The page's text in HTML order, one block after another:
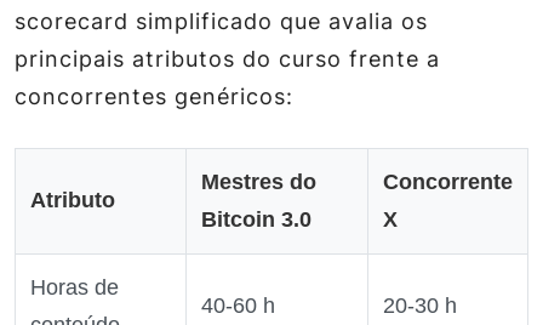
scorecard simplificado que avalia os
principais atributos do curso frente a
concorrentes genéricos:
Atributo
Mestres do
Bitcoin 3.0
Concorrente
X
Horas de
40‑60 h 20‑30 h